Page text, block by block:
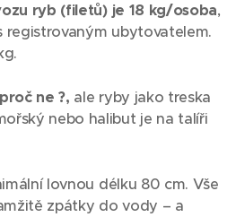
ryb (filetů) je 18 kg/osoba,
registrovaným ubytovatelem.
ne ?, ale ryby jako treska
nebo halibut je na talíři
lovnou délku 80 cm. Vše
zpátky do vody – a